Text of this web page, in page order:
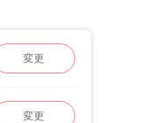
変更
変更